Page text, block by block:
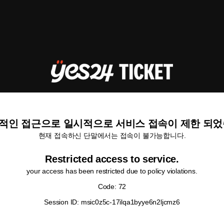
인 접근으로 일시적으로 서비스 접속이 제한 되
현재 접속하신 단말에서는 접속이 불가능합니다.
Restricted access to service.
your access has been restricted due to policy violations.
Code: 72
Session ID: msic0z5c-17ilqa1byye6n2ljcmz6